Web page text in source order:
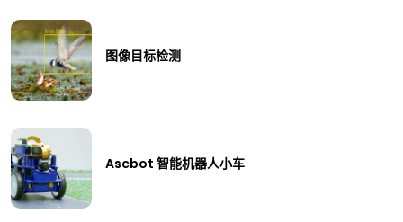
图像目标检测
Ascbot 智能机器人小车